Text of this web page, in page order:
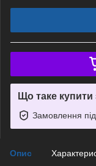
Що таке
Замовлення
Опис